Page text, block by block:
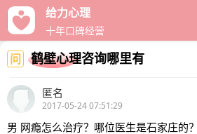
给力心理
十年口碑经营
问 鹤壁心理咨询哪里有
匿名
2017-05-24 07:51:29
男 网瘾怎么治疗？哪位医生是石家庄的